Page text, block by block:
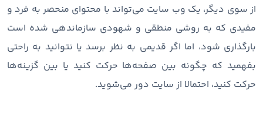
از سوی دیگر، یک وب سایت می‌تواند با محتوای منحصر به فرد و
مفیدی که به روشی منطقی و شهودی سازماندهی شده است
بارگذاری شود، اما اگر قدیمی به نظر برسد یا نتوانید به راحتی
بفهمید که چگونه بین صفحه‌ها حرکت کنید یا بین گزینه‌ها
حرکت کنید، احتمالا از سایت دور می‌شوید.